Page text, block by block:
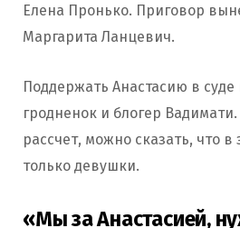
Елена Пронько. Приговор
Маргарита Ланцевич.
Поддержать Анастасию в
гродненок и блогер
рассчет, можно сказать, что в
только девушки.
«Мы за Анастасией,